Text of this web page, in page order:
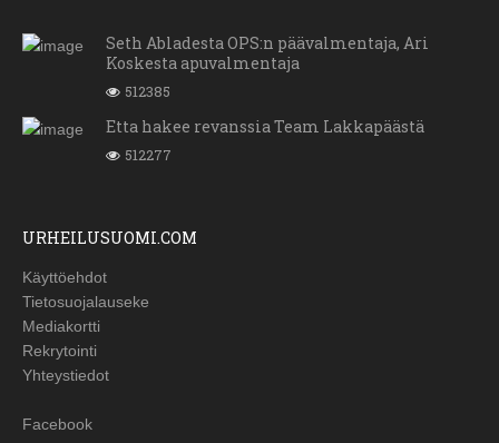
Seth Abladesta OPS:n päävalmentaja, Ari
Koskesta apuvalmentaja
512385
Etta hakee revanssia Team Lakkapäästä
512277
URHEILUSUOMI.COM
Käyttöehdot
Tietosuojalauseke
Mediakortti
Rekrytointi
Yhteystiedot
Facebook